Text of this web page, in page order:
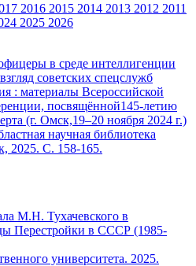
2016 2015 2014 2013 2012 2011
2025 2026
в среде интеллигенции
советских спецслужб
: материалы Всероссийской
посвящённой145-летию
(г. Омск,19–20 ноября 2024 г.)
научная библиотека
2025. С. 158-165.
М.Н. Тухачевского в
Перестройки в СССР (1985-
университета. 2025.